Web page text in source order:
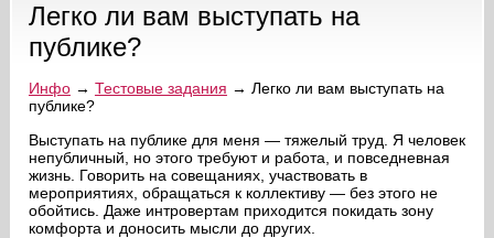
эфир
на сайте
пользователей
Легко ли вам выступать на
публике?
Инфо→ Тестовые задания → Легко ли вам выступать на
публике?
Выступать на публике для меня — тяжелый труд. Я человек
непубличный, но этого требуют и работа, и повседневная
жизнь. Говорить на совещаниях, участвовать в
мероприятиях, обращаться к коллективу — без этого не
обойтись. Даже интровертам приходится покидать зону
комфорта и доносить мысли до других.